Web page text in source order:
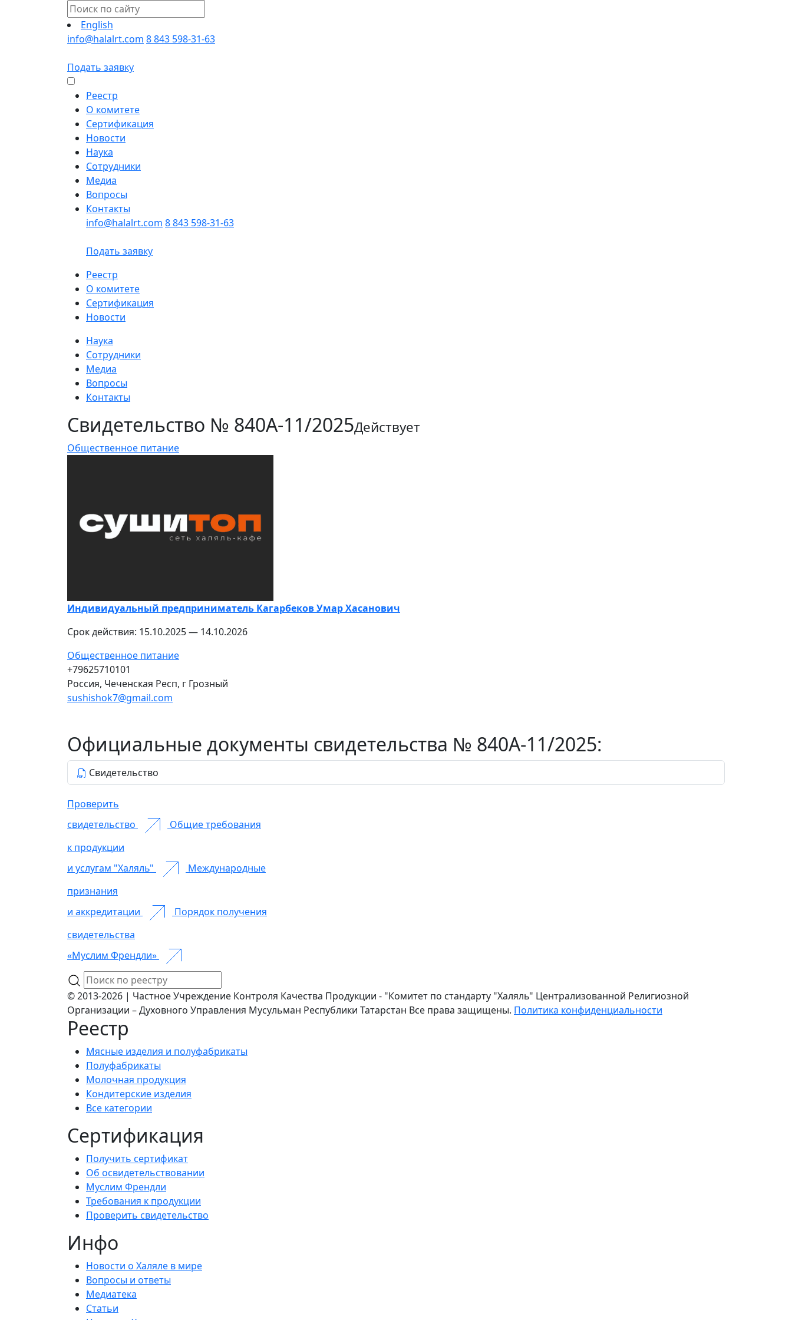
English
info@halalrt.com 8 843 598-31-63
Подать заявку
Реестр
О комитете
Сертификация
Новости
Наука
Сотрудники
Медиа
Вопросы
Контакты
info@halalrt.com 8 843 598-31-63
Подать заявку
Реестр
О комитете
Сертификация
Новости
Наука
Сотрудники
Медиа
Вопросы
Контакты
Свидетельство № 840А-11/2025Действует
Общественное питание
Индивидуальный предприниматель Кагарбеков Умар Хасанович
Срок действия: 15.10.2025 — 14.10.2026
Общественное питание
+79625710101
Россия, Чеченская Респ, г Грозный
sushishok7@gmail.com
Официальные документы свидетельства № 840А-11/2025:
Свидетельство
Проверить
свидетельство
Общие требования
к продукции
и услугам "Халяль"
Международные
признания
и аккредитации
Порядок получения
свидетельства
«Муслим Френдли»
© 2013-2026 | Частное Учреждение Контроля Качества Продукции - "Комитет по стандарту "Халяль" Централизованной Религиозной
Организации – Духовного Управления Мусульман Республики Татарстан Все права защищены. Политика конфиденциальности
Реестр
Мясные изделия и полуфабрикаты
Полуфабрикаты
Молочная продукция
Кондитерские изделия
Все категории
Сертификация
Получить сертификат
Об освидетельствовании
Муслим Френдли
Требования к продукции
Проверить свидетельство
Инфо
Новости о Халяле в мире
Вопросы и ответы
Медиатека
Статьи